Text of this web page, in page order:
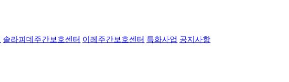
솔라피데주간보호센터 이레주간보호센터 특화사업 공지사항